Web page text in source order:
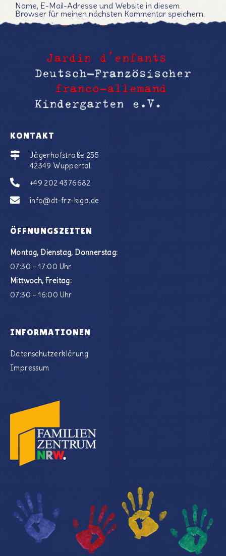
Name, E-Mail-Adresse und Website in diesem
Browser für meinen nächsten Kommentar speichern.
KONTAKT
Jägerhofstraße 255
42349 Wuppertal
+49 202 4376682
info@dt-frz-kiga.de
ÖFFNUNGSZEITEN
Montag, Dienstag, Donnerstag:
07:30 – 17:00 Uhr
Mittwoch, Freitag:
07:30 – 16:00 Uhr
INFORMATIONEN
Datenschutzerklärung
Impressum